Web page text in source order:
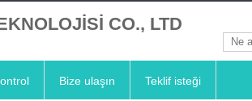
CO., LTD
Bize ulaşın Teklif isteği